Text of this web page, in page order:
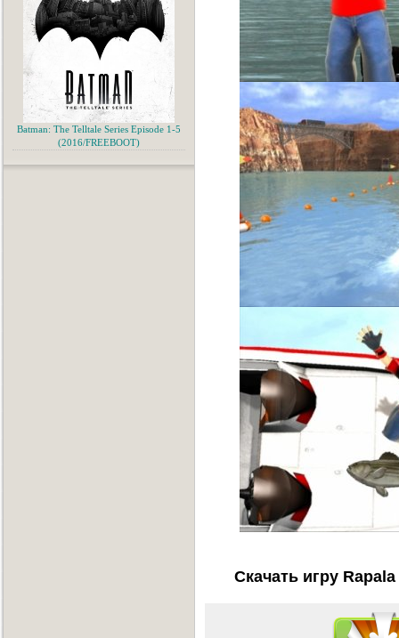
Скачать игру
Batman: The Telltale Series Episode 1-5
(2016/FREEBOOT)